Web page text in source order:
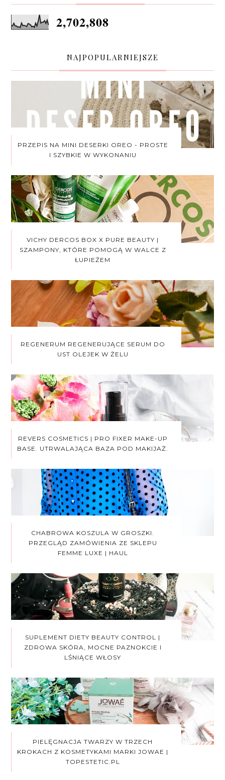
2,702,808
NAJPOPULARNIEJSZE
PRZEPIS NA MINI DESERKI OREO - PROSTE
I SZYBKIE W WYKONANIU
VICHY DERCOS BOX X PURE BEAUTY |
SZAMPONY, KTÓRE POMOGĄ W WALCE Z
ŁUPIEŻEM
REGENERUM REGENERUJĄCE SERUM DO
UST OLEJEK W ŻELU
REVERS COSMETICS | PRO FIXER MAKE-UP
BASE. UTRWALAJĄCA BAZA POD MAKIJAŻ.
CHABROWA KOSZULA W GROSZKI.
PRZEGLĄD ZAMÓWIENIA ZE SKLEPU
FEMME LUXE | HAUL
SUPLEMENT DIETY BEAUTY CONTROL |
ZDROWA SKÓRA, MOCNE PAZNOKCIE I
LŚNIĄCE WŁOSY
PIELĘGNACJA TWARZY W TRZECH
KROKACH Z KOSMETYKAMI MARKI JOWAE |
TOPESTETIC.PL